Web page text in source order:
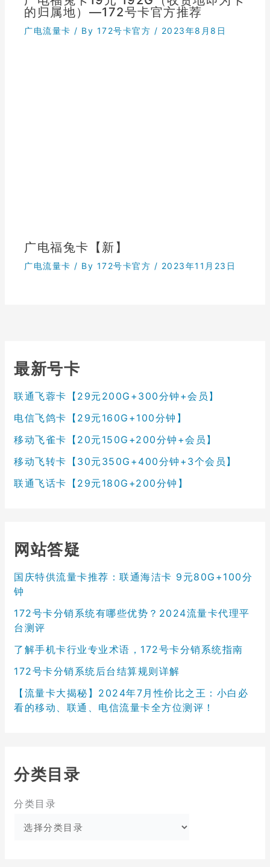
的归属地）—172号卡官方推荐
广电流量卡 / By 172号卡官方 / 2023年8月8日
广电福兔卡【新】
广电流量卡 / By 172号卡官方 / 2023年11月23日
最新号卡
联通飞蓉卡【29元200G+300分钟+会员】
电信飞鸽卡【29元160G+100分钟】
移动飞雀卡【20元150G+200分钟+会员】
移动飞转卡【30元350G+400分钟+3个会员】
联通飞话卡【29元180G+200分钟】
网站答疑
国庆特供流量卡推荐：联通海洁卡 9元80G+100分
钟
172号卡分销系统有哪些优势？2024流量卡代理平
台测评
了解手机卡行业专业术语，172号卡分销系统指南
172号卡分销系统后台结算规则详解
【流量卡大揭秘】2024年7月性价比之王：小白必
看的移动、联通、电信流量卡全方位测评！
分类目录
分类目录